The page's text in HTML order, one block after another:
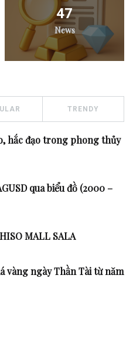
47
News
TRENDY
hắc đạo trong phong thủy
qua biểu đồ (2000 –
MALL SALA
vàng ngày Thần Tài từ năm
hắc đạo trong phong thủy